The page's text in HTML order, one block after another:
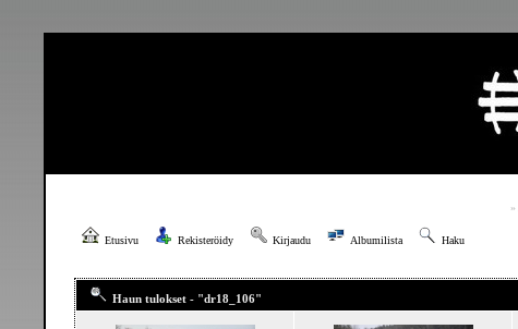
»
Etusivu Rekisteröidy Kirjaudu Albumilista Haku
Haun tulokset - "dr18_106"